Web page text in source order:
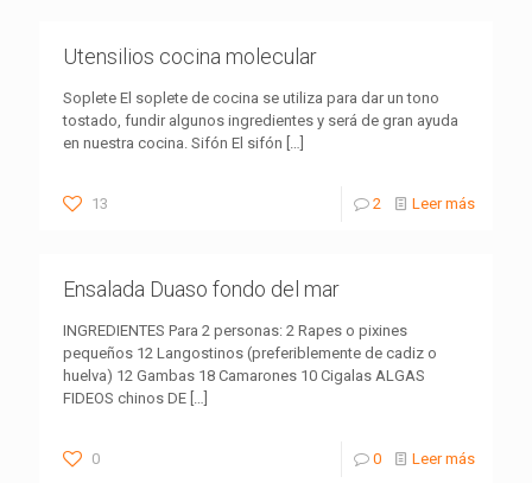
Utensilios cocina molecular
Soplete El soplete de cocina se utiliza para dar un tono
tostado, fundir algunos ingredientes y será de gran ayuda
en nuestra cocina. Sifón El sifón […]
13 2 Leer más
Ensalada Duaso fondo del mar
INGREDIENTES Para 2 personas: 2 Rapes o pixines
pequeños 12 Langostinos (preferiblemente de cadiz o
huelva) 12 Gambas 18 Camarones 10 Cigalas ALGAS
FIDEOS chinos DE […]
0 0 Leer más